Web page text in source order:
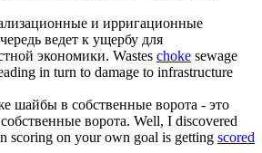
и ирригационные
ведет к ущербу для
экономики. Wastes choke sewage
in turn to damage to infrastructure
шайбы в собственные ворота - это
ворота. Well, I discovered
scoring on your own goal is getting scored